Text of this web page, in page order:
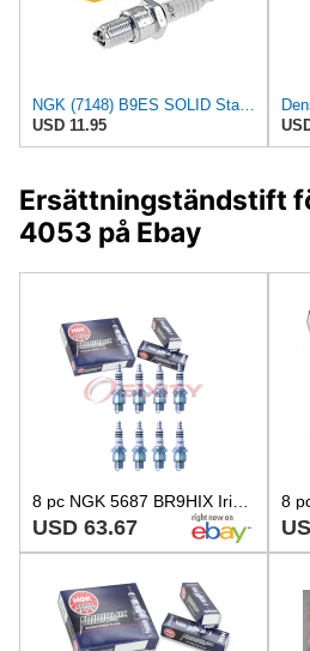
NGK (7148) B9ES SOLID Standard Spark Plug, Pack of 1
USD 11.95
Ersättningständstift
4053 på Ebay
8 pc NGK 5687 BR9HIX Iridium IX Spark Plugs for W2AS W27FS-ZU W27FS-GU W27FN gz
USD 63.67